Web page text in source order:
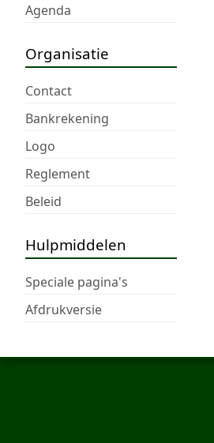
Agenda
Organisatie
Contact
Bankrekening
Logo
Reglement
Beleid
Hulpmiddelen
Speciale pagina's
Afdrukversie